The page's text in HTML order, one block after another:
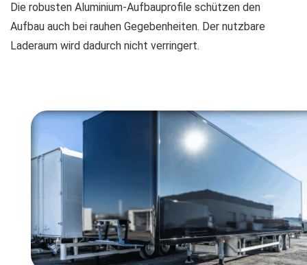
Die robusten Aluminium-Aufbauprofile schützen den
Aufbau auch bei rauhen Gegebenheiten. Der nutzbare
Laderaum wird dadurch nicht verringert.